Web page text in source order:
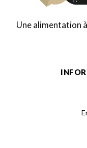
Une alimentation